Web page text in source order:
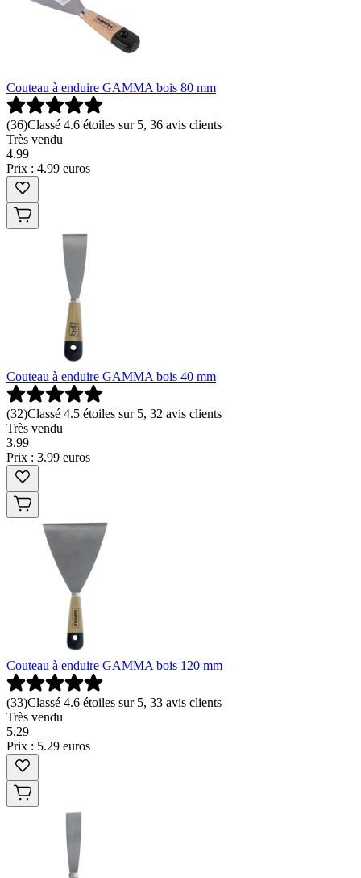
Couteau à enduire GAMMA bois 80 mm
(36)Classé 4.6 étoiles sur 5, 36 avis clients
Très vendu
4.99
Prix : 4.99 euros
Couteau à enduire GAMMA bois 40 mm
(32)Classé 4.5 étoiles sur 5, 32 avis clients
Très vendu
3.99
Prix : 3.99 euros
Couteau à enduire GAMMA bois 120 mm
(33)Classé 4.6 étoiles sur 5, 33 avis clients
Très vendu
5.29
Prix : 5.29 euros